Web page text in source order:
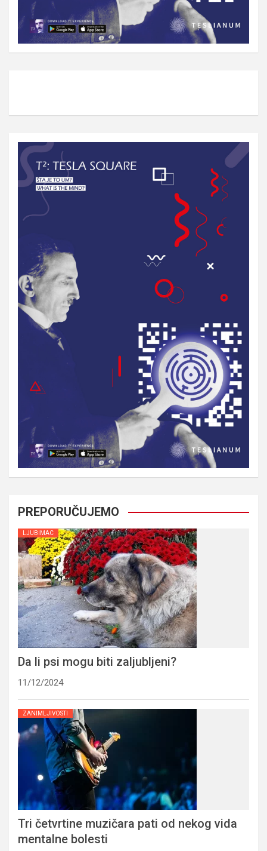
PREPORUČUJEMO
LJUBIMAC
Da li psi mogu biti zaljubljeni?
11/12/2024
ZANIMLJIVOSTI
Tri četvrtine muzičara pati od nekog vida
mentalne bolesti